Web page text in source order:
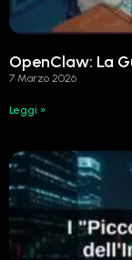
OpenClaw: La
7 Marzo 2026
Leggi »